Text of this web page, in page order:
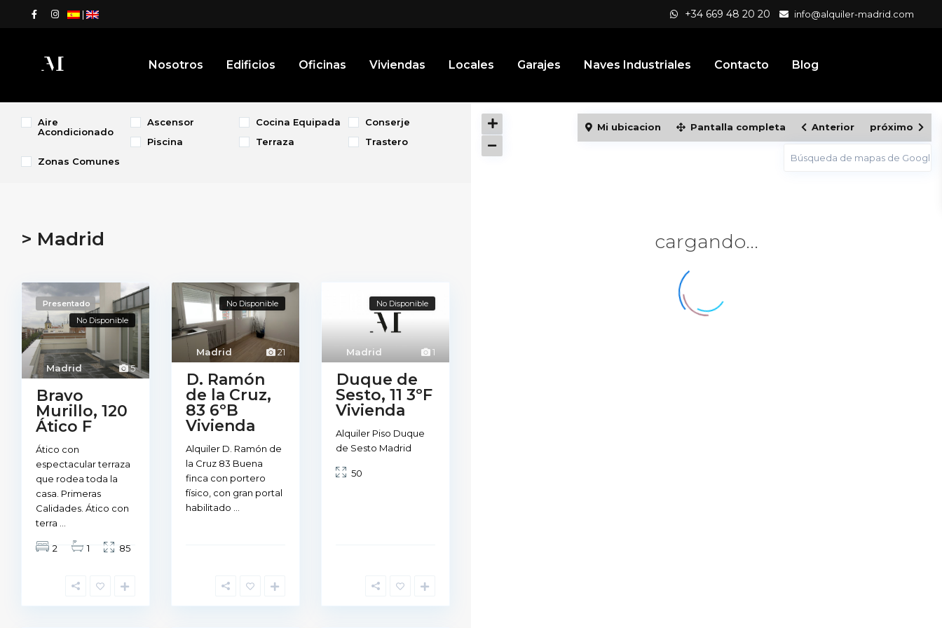
| +34 669 48 20 20 info@alquiler-madrid.com
Nosotros Edificios Oficinas Viviendas Locales Garajes Naves Industriales Contacto Blog
cargando...
Mi ubicacion Pantalla completa Anterior próximo
Aire
Acondicionado
Ascensor Cocina Equipada
Conserje
Piscina
Terraza
Trastero
Zonas Comunes
> Madrid
5
Madrid
Presentado
No Disponible
Bravo
Murillo, 120
Ático F
Ático con
espectacular terraza
que rodea toda la
casa. Primeras
Calidades. Ático con
terra
2 1 85
21
Madrid
No Disponible
D. Ramón
de la Cruz,
83 6ºB
Vivienda
Alquiler D. Ramón de
la Cruz 83 Buena
finca con portero
físico, con gran portal
habilitado
1
Madrid
No Disponible
Duque de
Sesto, 11 3ºF
Vivienda
Alquiler Piso Duque
de Sesto Madrid
50